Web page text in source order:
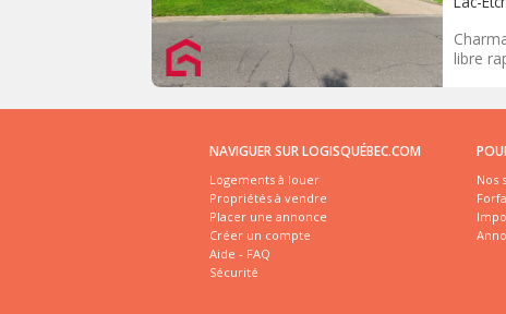
libre
NAVIGUER SUR LOGISQUÉBEC.COM
Logements à louer
Propriétés à vendre
Placer une annonce
Créer un compte
Aide - FAQ
Sécurité
Nos